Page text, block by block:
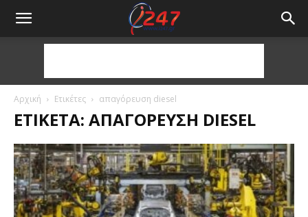
Αρχική Ετικέτες απαγόρευση diesel
ΕΤΙΚΈΤΑ: ΑΠΑΓΌΡΕΥΣΗ DIESEL